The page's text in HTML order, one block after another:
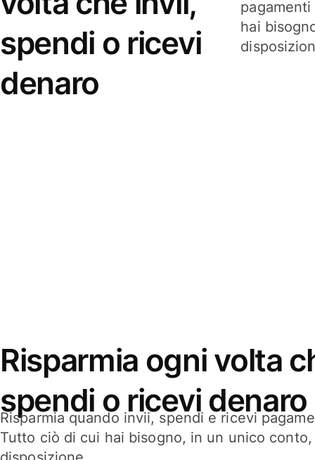
spendi o ricevi
denaro
hai
Risparmia ogni volta
spendi o ricevi denaro
Risparmia quando invii, spendi e ricevi
Tutto ciò di cui hai bisogno, in un unico